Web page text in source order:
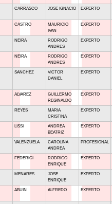
CARRASCO JOSE IGNACIO EXPERTO
CASTRO
MAURICIO
IVAN
EXPERTO
NEIRA
RODRIGO
ANDRES
EXPERTO
NEIRA
RODRIGO
ANDRES
EXPERTO
SANCHEZ
VICTOR
DANIEL
EXPERTO
ALVAREZ
GUILLERMO
REGINALDO
EXPERTO
REYES
MARIA
CRISTINA
EXPERTO
LISSI
ANDREA
BEATRIZ
EXPERTO
VALENZUELA
CAROLINA
ANDREA
PROFESIONAL
FEDERICI
RODRIGO
ENRIQUE
EXPERTO
MENARES
JOSE
ENRIQUE
EXPERTO
ABUIN ALFREDO EXPERTO